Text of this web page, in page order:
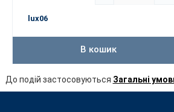
lux06
В кошик
До подій застосовуються Загальні